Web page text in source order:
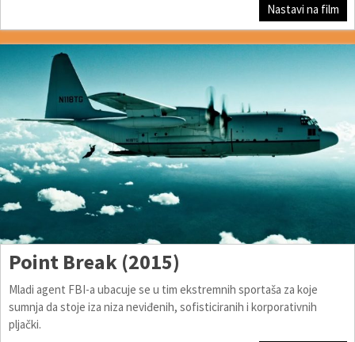
Nastavi na film
Point Break (2015)
Mladi agent FBI-a ubacuje se u tim ekstremnih sportaša za koje
sumnja da stoje iza niza neviđenih, sofisticiranih i korporativnih
pljački.